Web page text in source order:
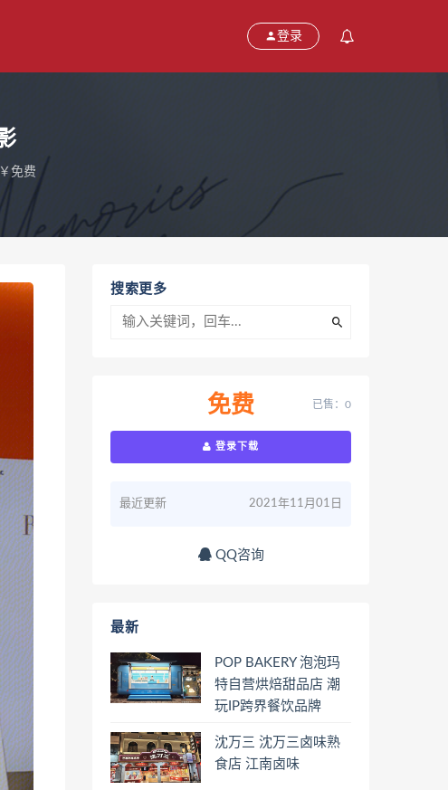
登录
免费
搜索更多
免费 已售：0
登录下载
最近更新 2021年11月01日
QQ咨询
最新
POP BAKERY 泡泡玛
特自营烘焙甜品店 潮
玩IP跨界餐饮品牌
沈万三 沈万三卤味熟
食店 江南卤味